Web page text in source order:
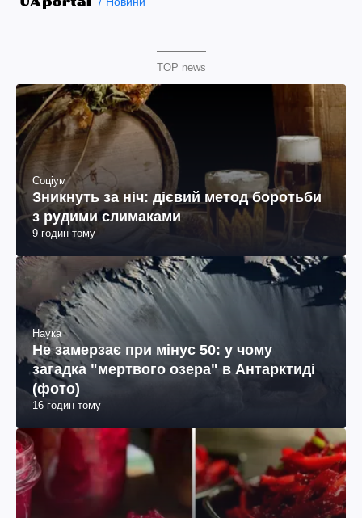
TOP news
Соціум
Зникнуть за ніч: дієвий метод боротьби
з рудими слимаками
9 годин тому
Наука
Не замерзає при мінус 50: у чому
загадка "мертвого озера" в Антарктиді
(фото)
16 годин тому